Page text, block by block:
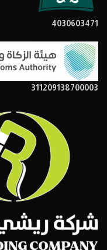
4030603471
311209138700003